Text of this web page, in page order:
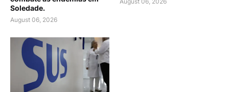
Soledade.
August 06, 2026